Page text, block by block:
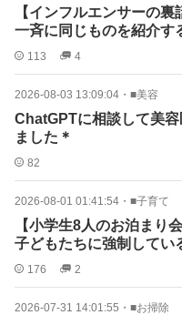
【インフルエンサーの
一斉に同じものを紹介す
113 4
2026-08-03 13:09:04 ・ ■美容
ChatGPTに相談して美
ました＊
82
2026-08-01 01:41:54 ・ ■子育て
【小学生8人のお泊まり
子どもたちに強制してい
176 2
2026-07-31 14:01:55 ・ ■お掃除